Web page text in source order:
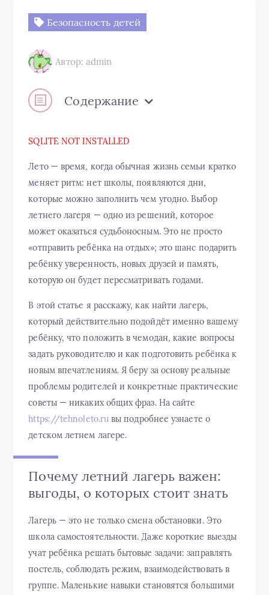
Безопасность детей
Автор: admin
Содержание
SQLITE NOT INSTALLED
Лето — время, когда обычная жизнь семьи кратко
меняет ритм: нет школы, появляются дни,
которые можно заполнить чем угодно. Выбор
летнего лагеря — одно из решений, которое
может оказаться судьбоносным. Это не просто
«отправить ребёнка на отдых»; это шанс подарить
ребёнку уверенность, новых друзей и память,
которую он будет пересматривать годами.
В этой статье я расскажу, как найти лагерь,
который действительно подойдёт именно вашему
ребёнку, что положить в чемодан, какие вопросы
задать руководителю и как подготовить ребёнка к
новым впечатлениям. Я беру за основу реальные
проблемы родителей и конкретные практические
советы — никаких общих фраз. На сайте
https://tehnoleto.ru вы подробнее узнаете о
детском летнем лагере.
Почему летний лагерь важен:
выгоды, о которых стоит знать
Лагерь — это не только смена обстановки. Это
школа самостоятельности. Даже короткие выезды
учат ребёнка решать бытовые задачи: заправлять
постель, соблюдать режим, взаимодействовать в
группе. Маленькие навыки становятся большими